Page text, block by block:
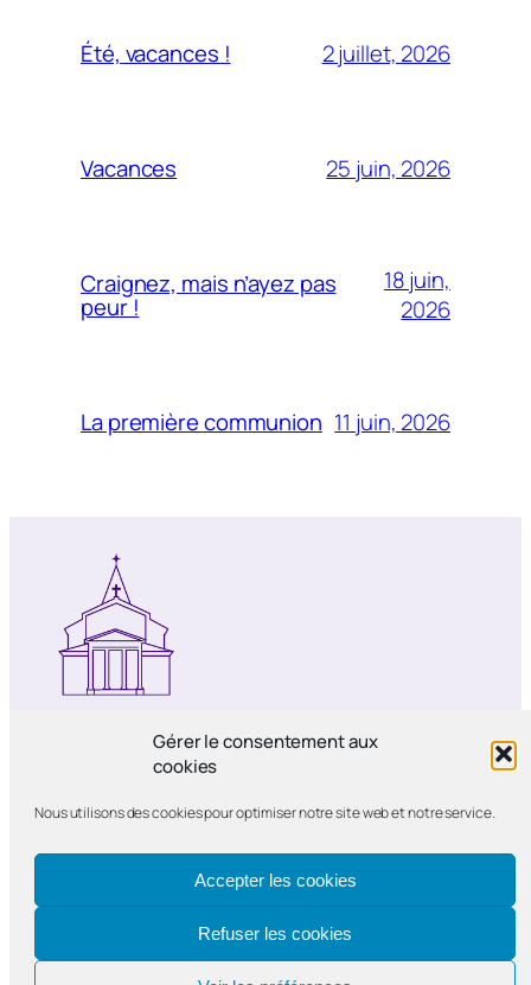
Gérer le consentement aux
cookies
Nous utilisons des cookies pour optimiser notre site web et notre service.
Accepter les cookies
Refuser les cookies
Été, vacances ! 2 juillet, 2026
Vacances 25 juin, 2026
Craignez, mais n’ayez pas
peur !
18 juin,
2026
La première communion 11 juin, 2026
Notre-Dame de Bercy
Paroisse catholique Notre-Dame de la